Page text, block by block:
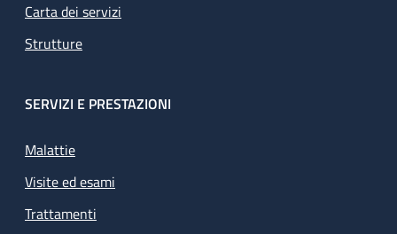
Carta dei servizi
Strutture
SERVIZI E PRESTAZIONI
Malattie
Visite ed esami
Trattamenti